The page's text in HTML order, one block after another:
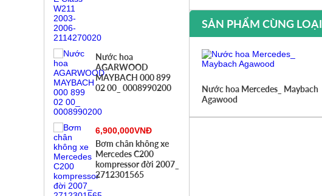
Nước hoa
AGARWOOD
MAYBACH 000 899
02 00_ 0008990200
6,900,000VNĐ
Bơm chân không xe
Mercedes C200
kompressor đời 2007_
2712301565
SẢN PHẨM CÙNG LOẠI
Nước hoa Mercedes_ Maybach
Agawood